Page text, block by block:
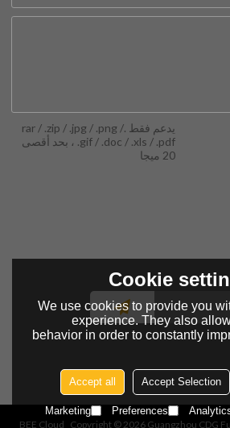
يدعم فقط .rar / .zip / .jpg / .png /
.gif / .doc / .xls / .pdf ، بحد أقصى
20 ميجا
Copyright © 2026 Guangzhou CDG
BEE Cloud
Cookie
We use cookies to provide you
experience. They also
behavior in order to constantly
Accept Selection
Accept all
Preferences
Marketing